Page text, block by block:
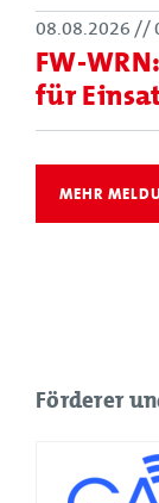
08.08.2026 //
FW-
für
MEHR
Förderer